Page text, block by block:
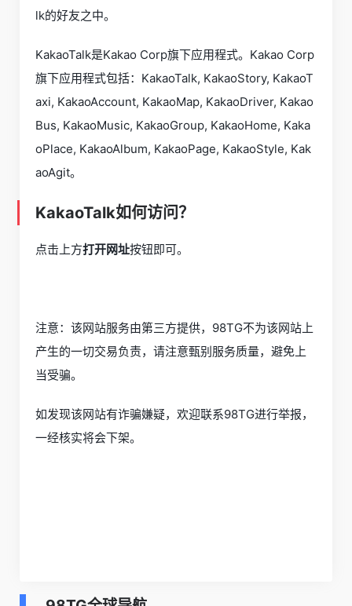
lk的好友之中。
KakaoTalk是Kakao Corp旗下应用程式。Kakao Corp
旗下应用程式包括：KakaoTalk, KakaoStory, KakaoT
axi, KakaoAccount, KakaoMap, KakaoDriver, Kakao
Bus, KakaoMusic, KakaoGroup, KakaoHome, Kaka
oPlace, KakaoAlbum, KakaoPage, KakaoStyle, Kak
aoAgit。
KakaoTalk如何访问？
点击上方打开网址按钮即可。
注意：该网站服务由第三方提供，98TG不为该网站上
产生的一切交易负责，请注意甄别服务质量，避免上
当受骗。
如发现该网站有诈骗嫌疑，欢迎联系98TG进行举报，
一经核实将会下架。